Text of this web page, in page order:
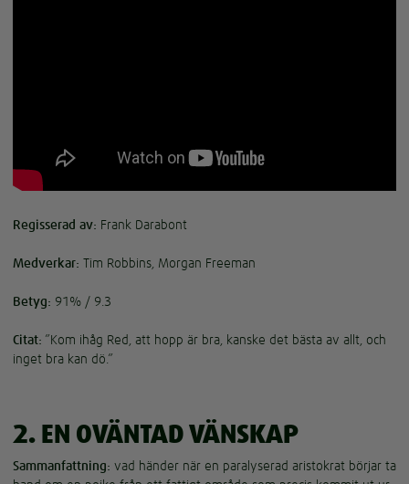
Regisserad av: Frank Darabont
Medverkar: Tim Robbins, Morgan Freeman
Betyg: 91% / 9.3
Citat: ”Kom ihåg Red, att hopp är bra, kanske det bästa av allt, och
inget bra kan dö.”
2. EN OVÄNTAD VÄNSKAP
Sammanfattning: vad händer när en paralyserad aristokrat börjar ta